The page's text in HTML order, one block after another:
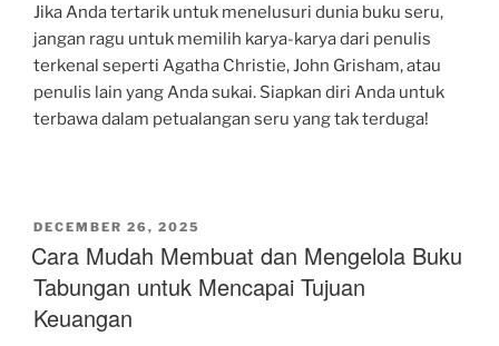
Jika Anda tertarik untuk menelusuri dunia buku seru,
jangan ragu untuk memilih karya-karya dari penulis
terkenal seperti Agatha Christie, John Grisham, atau
penulis lain yang Anda sukai. Siapkan diri Anda untuk
terbawa dalam petualangan seru yang tak terduga!
POSTED
ON
DECEMBER 26, 2025
Cara Mudah Membuat dan Mengelola Buku
Tabungan untuk Mencapai Tujuan
Keuangan